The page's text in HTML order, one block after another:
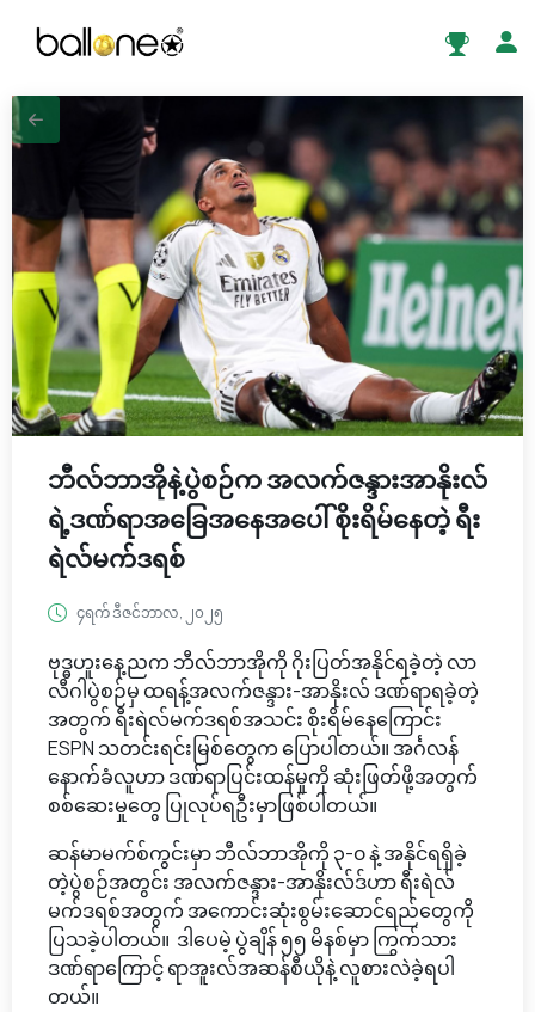
ဘီလ်ဘာအိုနဲ့ပွဲစဉ်က အလက်ဇန္ဒားအာနိုးလ်
ရဲ့ဒဏ်ရာအခြေအနေအပေါ် စိုးရိမ်နေတဲ့ ရီး
ရဲလ်မက်ဒရစ်
၄ရက် ဒီဇင်ဘာလ, ၂၀၂၅
ဗုဒ္ဓဟူးနေ့ညက ဘီလ်ဘာအိုကို ဂိုးပြတ်အနိုင်ရခဲ့တဲ့ လာ
လီဂါပွဲစဉ်မှ ထရန့်အလက်ဇန္ဒား-အာနိုးလ် ဒဏ်ရာရခဲ့တဲ့
အတွက် ရီးရဲလ်မက်ဒရစ်အသင်း စိုးရိမ်နေကြောင်း
ESPN သတင်းရင်းမြစ်တွေက ပြောပါတယ်။ အင်္ဂလန်
နောက်ခံလူဟာ ဒဏ်ရာပြင်းထန်မှုကို ဆုံးဖြတ်ဖို့အတွက်
စစ်ဆေးမှုတွေ ပြုလုပ်ရဦးမှာဖြစ်ပါတယ်။
ဆန်မာမက်စ်ကွင်းမှာ ဘီလ်ဘာအိုကို ၃-၀ နဲ့ အနိုင်ရရှိခဲ့
တဲ့ပွဲစဉ်အတွင်း အလက်ဇန္ဒား-အာနိုးလ်ဒ်ဟာ ရီးရဲလ်
မက်ဒရစ်အတွက် အကောင်းဆုံးစွမ်းဆောင်ရည်တွေကို
ပြသခဲ့ပါတယ်။ ဒါပေမဲ့ ပွဲချိန် ၅၅ မိနစ်မှာ ကြွက်သား
ဒဏ်ရာကြောင့် ရာအူးလ်အဆန်စီယိုနဲ့ လူစားလဲခဲ့ရပါ
တယ်။